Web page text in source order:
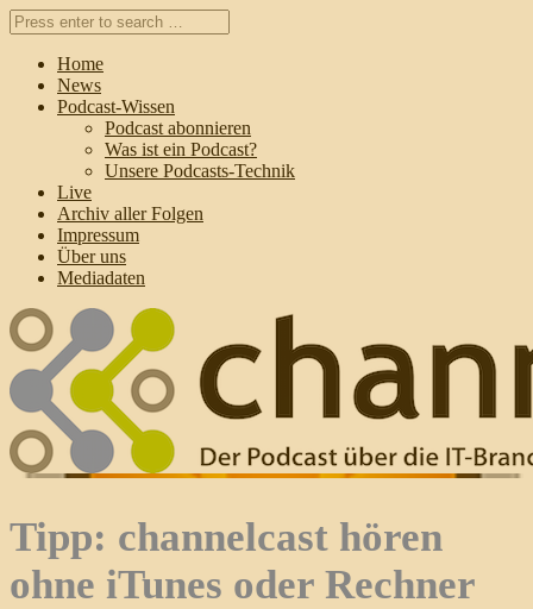
Home
News
Podcast-Wissen
Podcast abonnieren
Was ist ein Podcast?
Unsere Podcasts-Technik
Live
Archiv aller Folgen
Impressum
Über uns
Mediadaten
Tipp: channelcast hören
ohne iTunes oder Rechner